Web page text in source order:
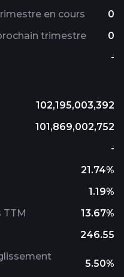
en cours
0
trimestre
0
-
102,195,003,392
101,869,002,752
-
21.74%
1.19%
TTM
13.67%
246.55
5.50%